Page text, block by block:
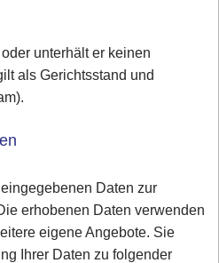
unterhält er keinen
als Gerichtsstand und
Daten zur
erhobenen Daten verwenden
eigene Angebote. Sie
Ihrer Daten zu folgender